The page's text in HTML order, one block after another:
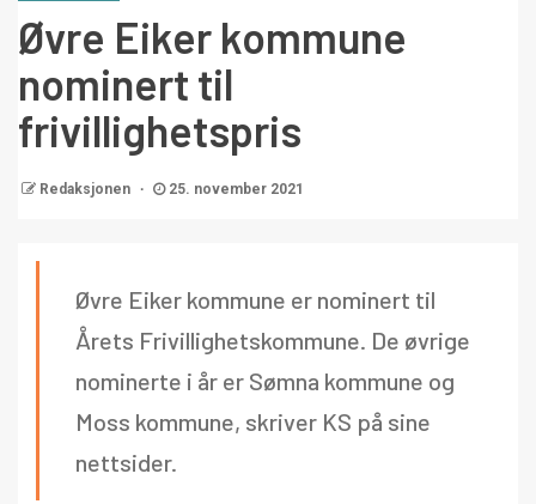
Øvre Eiker kommune
nominert til
frivillighetspris
Redaksjonen 25. november 2021
Øvre Eiker kommune er nominert til
Årets Frivillighetskommune. De øvrige
nominerte i år er Sømna kommune og
Moss kommune, skriver KS på sine
nettsider.